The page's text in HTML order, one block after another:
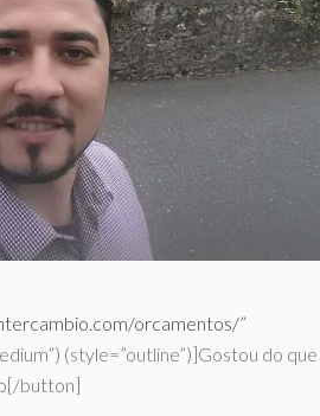
com/orcamentos/”
(style=”outline”)]Gostou do que
button]